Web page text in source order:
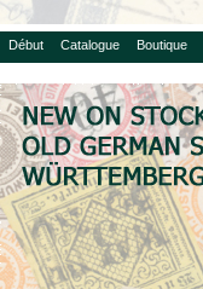
Début Catalogue Boutique